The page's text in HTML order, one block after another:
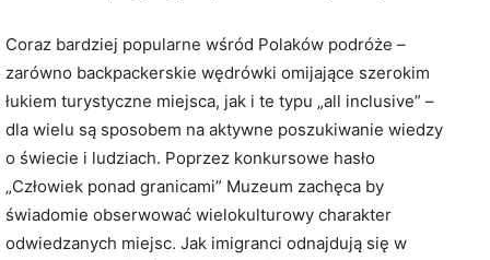
Coraz bardziej popularne wśród Polaków podróże –
zarówno backpackerskie wędrówki omijające szerokim
łukiem turystyczne miejsca, jak i te typu „all inclusive” –
dla wielu są sposobem na aktywne poszukiwanie wiedzy
o świecie i ludziach. Poprzez konkursowe hasło
„Człowiek ponad granicami” Muzeum zachęca by
świadomie obserwować wielokulturowy charakter
odwiedzanych miejsc. Jak imigranci odnajdują się w